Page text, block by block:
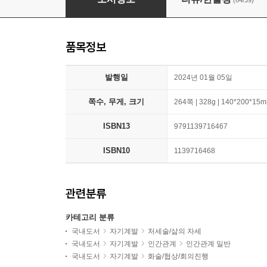
품목정보
발행일 2024년 01월 05일
쪽수, 무게, 크기 264쪽 | 328g |
ISBN13 9791139716467
ISBN10 1139716468
관련분류
카테고리 분류
국내도서 자기계발
처세술/삶의 자세
국내도서
자기계발 인간관계
인간관계 일반
국내도서
자기계발 화술/협상/회의진행